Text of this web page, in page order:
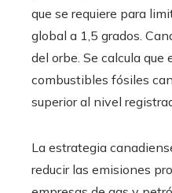
que se requiere para
global a 1,5 grados.
del orbe. Se calcula
combustibles fósiles
superior al nivel
La estrategia
reducir las emisiones